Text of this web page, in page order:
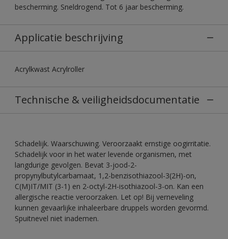
bescherming. Sneldrogend. Tot 6 jaar bescherming.
Applicatie beschrijving
Acrylkwast Acrylroller
Technische & veiligheidsdocumentatie
Schadelijk. Waarschuwing. Veroorzaakt ernstige oogirritatie.
Schadelijk voor in het water levende organismen, met
langdurige gevolgen. Bevat 3-jood-2-
propynylbutylcarbamaat, 1,2-benzisothiazool-3(2H)-on,
C(M)IT/MIT (3-1) en 2-octyl-2H-isothiazool-3-on. Kan een
allergische reactie veroorzaken. Let op! Bij verneveling
kunnen gevaarlijke inhaleerbare druppels worden gevormd.
Spuitnevel niet inademen.